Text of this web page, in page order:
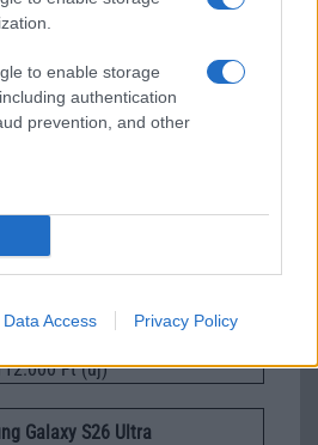
to enable storage
authentication
prevention, and other
Data Access Privacy Policy
Nelly GSM
Galaxy A56
Ft (új)
Galaxy S26 Ultra